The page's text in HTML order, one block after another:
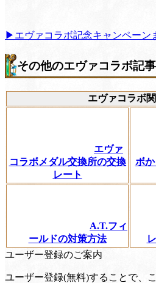
▶エヴァコラボ記念キャンペーン
その他のエヴァコラボ記事
エヴァコラボ
エヴァ
コラボメダル交換所の交換
レート
ボ
A.T.フィ
ールドの対策方法
ユーザー登録のご案内
ユーザー登録(無料)することで、